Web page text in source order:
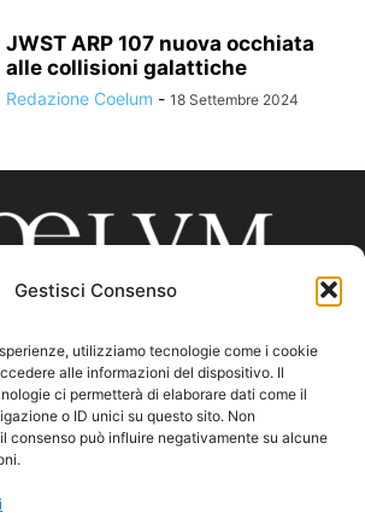
Gestisci Consenso
utilizziamo tecnologie come i cookie
alle informazioni del dispositivo. Il
ci permetterà di elaborare dati come il
o ID unici su questo sito. Non
consenso può influire negativamente su alcune
JWST ARP 107 nuova occhiata
alle collisioni galattiche
Redazione Coelum - 18 Settembre 2024
CHI SIAMO
coelumastro@coelum.com